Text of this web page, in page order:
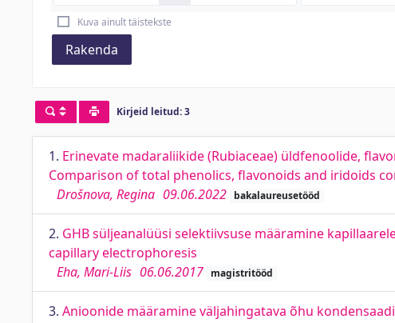
Kuva ainult täistekste
Rakenda
Kirjeid leitud: 3
1. Erinevate madaraliikide (Rubiaceae) üldfenoolide,
Comparison of total phenolics, flavonoids and iridoids
Drošnova, Regina 09.06.2022 bakalaureusetööd
2. GHB süljeanalüüsi selektiivsuse määramine
capillary electrophoresis
Eha, Mari-Liis 06.06.2017 magistritööd
3. Anioonide määramine väljahingatava õhu